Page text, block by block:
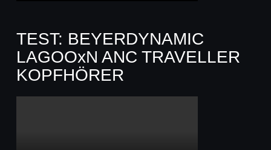
TEST: BEYERDYNAMIC
LAGOOxN ANC TRAVELLER
KOPFHÖRER